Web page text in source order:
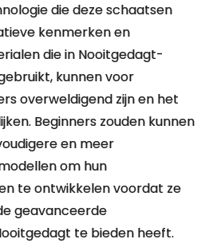
die deze schaatsen
kenmerken en
die in Nooitgedagt-
kunnen voor
overweldigend zijn en het
Beginners zouden kunnen
en meer
om hun
te ontwikkelen voordat ze
geavanceerde
te bieden heeft.